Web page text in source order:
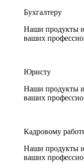
Бухгалтеру
Наши продукты и
ваших
Юристу
Наши продукты и
ваших
Кадровому
Наши продукты и
ваших